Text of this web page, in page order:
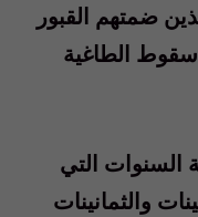
11 ألفاً، والذين ضمتهم القبور
سقوط الطاغية
السنوات التي
والثمانينات